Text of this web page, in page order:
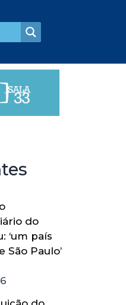
do
‘um país
São Paulo’